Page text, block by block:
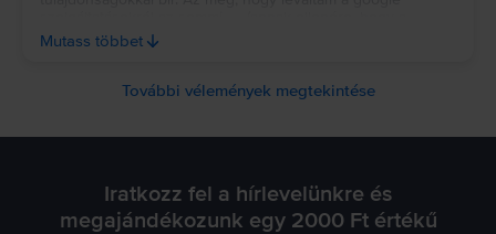
mindennapokban az ügyintézéstől a szórakozásig
mindenben arra támaszkodtam) .....ugyanúgy lehet nélküle
Mutass többet
További vélemények megtekintése
Iratkozz fel a hírlevelünkre és
megajándékozunk egy 2000 Ft értékű